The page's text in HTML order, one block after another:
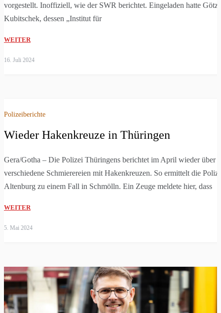
vorgestellt. Inoffiziell, wie der SWR berichtet. Eingeladen hatte Götz
Kubitschek, dessen „Institut für
WEITER
16. Juli 2024
Polizeiberichte
Wieder Hakenkreuze in Thüringen
Gera/Gotha – Die Polizei Thüringens berichtet im April wieder über
verschiedene Schmierereien mit Hakenkreuzen. So ermittelt die
Altenburg zu einem Fall in Schmölln. Ein Zeuge meldete hier, dass
WEITER
5. Mai 2024